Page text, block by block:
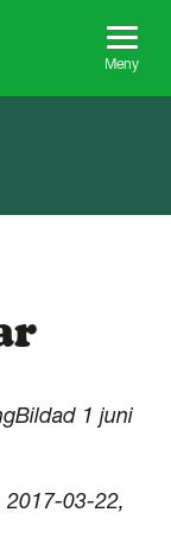
Meny
Bildad 1 juni
03-22,